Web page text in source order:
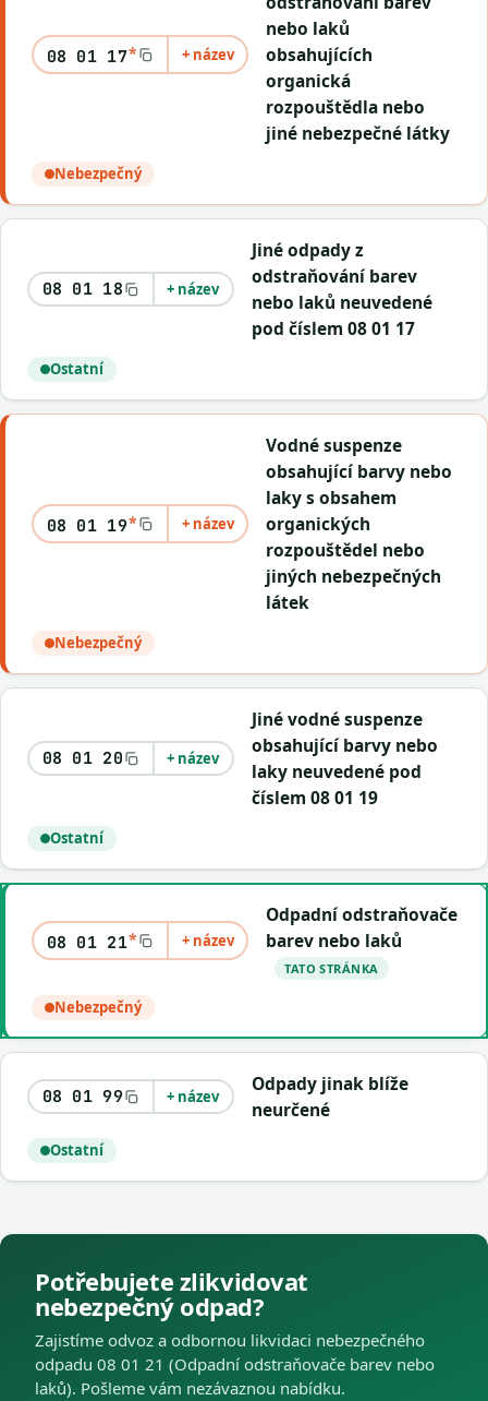
08 01 17* + název
nebo laků
obsahujících
organická
rozpouštědla nebo
jiné nebezpečné látky
Nebezpečný
08 01 18 + název
Jiné odpady z
odstraňování barev
nebo laků neuvedené
pod číslem 08 01 17
Ostatní
08 01 19* + název
Vodné suspenze
obsahující barvy nebo
laky s obsahem
organických
rozpouštědel nebo
jiných nebezpečných
látek
Nebezpečný
08 01 20 + název
Jiné vodné suspenze
obsahující barvy nebo
laky neuvedené pod
číslem 08 01 19
Ostatní
08 01 21* + název
Odpadní odstraňovače
barev nebo laků
TATO STRÁNKA
Nebezpečný
08 01 99 + název
Odpady jinak blíže
neurčené
Ostatní
Potřebujete zlikvidovat
nebezpečný odpad?
Zajistíme odvoz a odbornou likvidaci nebezpečného
odpadu 08 01 21 (Odpadní odstraňovače barev nebo
laků). Pošleme vám nezávaznou nabídku.